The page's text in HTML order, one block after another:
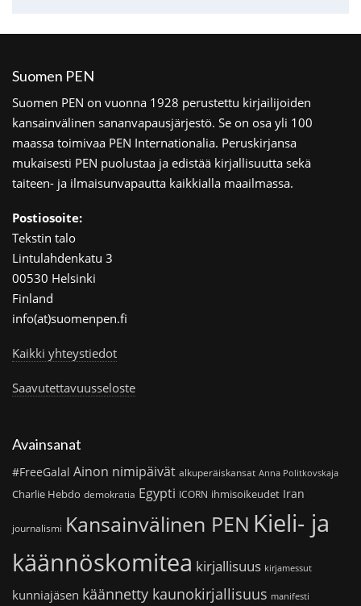
Suomen PEN
Suomen PEN on vuonna 1928 perustettu kirjailijoiden
kansainvälinen sananvapausjärjestö. Se on osa yli 100
maassa toimivaa PEN Internationalia. Peruskirjansa
mukaisesti PEN puolustaa ja edistää kirjallisuutta sekä
taiteen- ja ilmaisunvapautta kaikkialla maailmassa.
Postiosoite:
Tekstin talo
Lintulahdenkatu 3
00530 Helsinki
Finland
info(at)suomenpen.fi
Kaikki yhteystiedot
Saavutettavuusseloste
Avainsanat
#FreeGalal Ainon nimipäivät alkuperäiskansat Anna Politkovskaja
Charlie Hebdo demokratia Egypti ICORN ihmisoikeudet Iran
journalismi Kansainvälinen PEN Kieli- ja
käännöskomitea kirjallisuus kirjamessut
kunniajäsen käännetty kaunokirjallisuus manifesti